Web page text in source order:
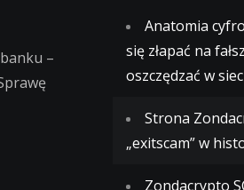
–
Anatomia
się złapać na
oszczędzać w
Strona
„exitscam” w
Zondacrypto